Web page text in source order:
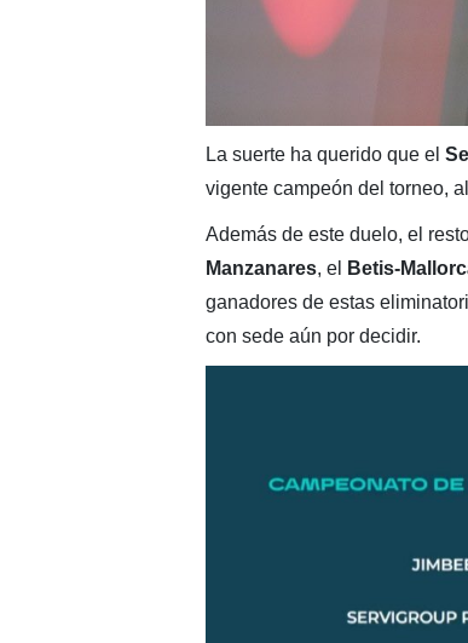
La suerte ha querido que el
vigente campeón del torneo,
Además de este duelo, el
Manzanares, el Betis-
ganadores de estas
con sede aún por decidir.